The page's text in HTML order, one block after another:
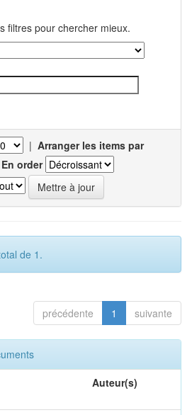
filtres pour chercher mieux.
| Arranger les items par
En order
de 1.
précédente 1 suivante
Auteur(s)